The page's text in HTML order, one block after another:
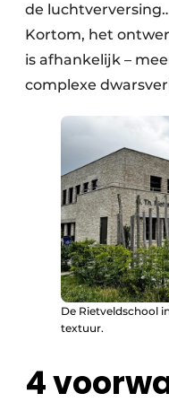
de
Kortom, het
is afhankelijk –
complexe
De Rietveldschool
textuur.
4